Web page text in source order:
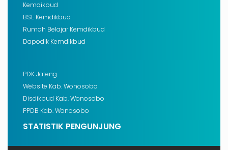
Kemdikbud
BSE Kemdikbud
Rumah Belajar Kemdikbud
Dapodik Kemdikbud
PDK Jateng
Website Kab. Wonosobo
Disdikbud Kab. Wonosobo
PPDB Kab. Wonosobo
STATISTIK PENGUNJUNG